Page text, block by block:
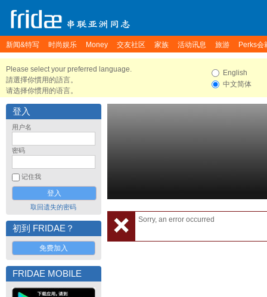
新闻&特写 时尚娱乐 Money 交友社区 家族 活动讯息 旅游 Perks会
Please select your preferred language.
請選擇你慣用的語言。
请选择你惯用的语言。
English
中文简体
登入
用户名
密码
记住我
取回遗失的密码
初到 FRIDAE？
免费加入
FRIDAE MOBILE
Sorry, an error occurred